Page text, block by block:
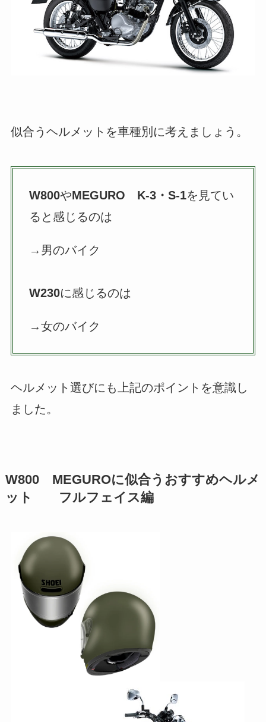
似合うヘルメットを車種別に考えましょう。
W800やMEGURO K-3・S-1を見てい
ると感じるのは
→男のバイク
W230に感じるのは
→女のバイク
ヘルメット選びにも上記のポイントを意識し
ました。
W800 MEGUROに似合うおすすめヘルメ
ット フルフェイス編